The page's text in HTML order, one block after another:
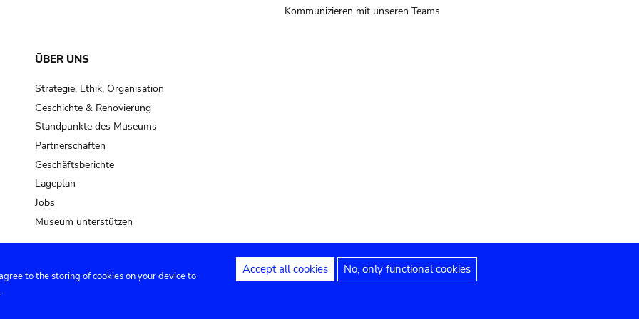
Kommunizieren mit unseren Teams
ÜBER UNS
Strategie, Ethik, Organisation
Geschichte & Renovierung
Standpunkte des Museums
Partnerschaften
Geschäftsberichte
Lageplan
Jobs
Museum unterstützen
Privacy settings Rechtliche Hinweise Erklärung zur Barrierefreiheit
to the storing of cookies on your device to
Accept all cookies No, only functional cookies